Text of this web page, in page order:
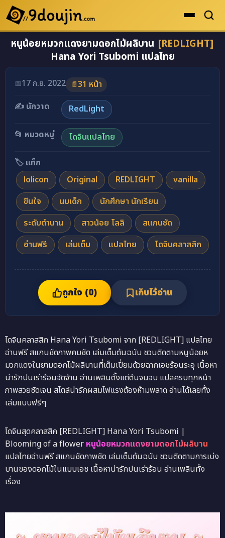
ดูเยอะสุด
คะแนนเยอะสุด
ระดับตำนาน
ยอดนิยม
เรื่องที่เก็บไว้
หนูน้อยหมวกแดงยามดอกไม้ผลิบาน [REDLIGHT]
Hana Yori Tsubomi แปลไทย
📅17 ก.ย. 2022 📄31 หน้า
✍️ นักวาด
RedLight
📂 หมวดหมู่ โดจินแปลไทย
🏷️ แท็ก
lolicon
Original REDLIGHT
vanilla
ขืนใจ
นมเด็ก
นักศึกษา นักเรียน
ระดับตำนาน
สาวน้อย โลลิ
สแกนชัด
อ่านฟรี
เล่มเต็ม แปลไทย โดจินคลาสสิก
ถูกใจ (0) เก็บไว้อ่าน
โดจินคลาสสิก Hana Yori Tsubomi จาก [REDLIGHT] แปลไทย
อ่านฟรี สแกนชัดภาพคมชัด เล่มเต็มต้นฉบับ ชวนติดตามหนูน้อยห
มวกแดงในยามดอกไม้ผลิบานที่เต็มเปี่ยมด้วยฉากเอชร้อนระอุ เนื้อหา
น่ารักปนเร่าร้อนจัดจ้าน อ่านเพลินตั้งแต่ต้นจนจบ แปลครบทุกหน้า
ภาพสวยชัดเจน สไตล์น่ารักผสมไฟแรงต้องห้ามพลาด อ่านได้เลยทั้ง
เล่มแบบฟรีๆ
โดจินสุดคลาสสิค [REDLIGHT] Hana Yori Tsubomi |
Blooming of a flower หนูน้อยหมวกแดงยามดอกไม้ผลิบาน
แปลไทยอ่านฟรี สแกนชัดภาพชัด เล่มเต็มต้นฉบับ ชวนติดตามการเบ่ง
บานของดอกไม้ในแบบเอช เนื้อหาน่ารักปนเร่าร้อน อ่านเพลินทั้ง
เรื่อง